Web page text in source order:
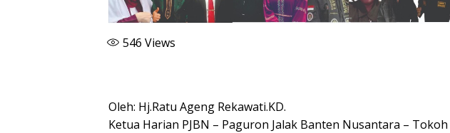
546 Views
Oleh: Hj.Ratu Ageng Rekawati.KD.
Ketua Harian PJBN – Paguron Jalak Banten Nusantara –